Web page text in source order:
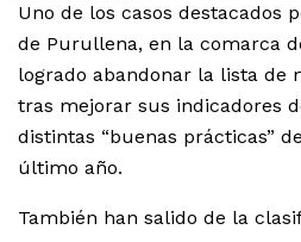
Uno de los casos destacados
de Purullena, en la comarca
logrado abandonar la lista de
tras mejorar sus indicadores
distintas “buenas prácticas”
último año.
También han salido de la